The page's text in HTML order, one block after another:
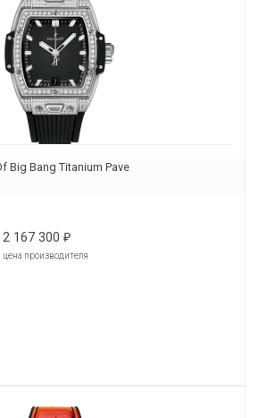
Big Bang Titanium Pave
2 167 300 ₽
цена производителя